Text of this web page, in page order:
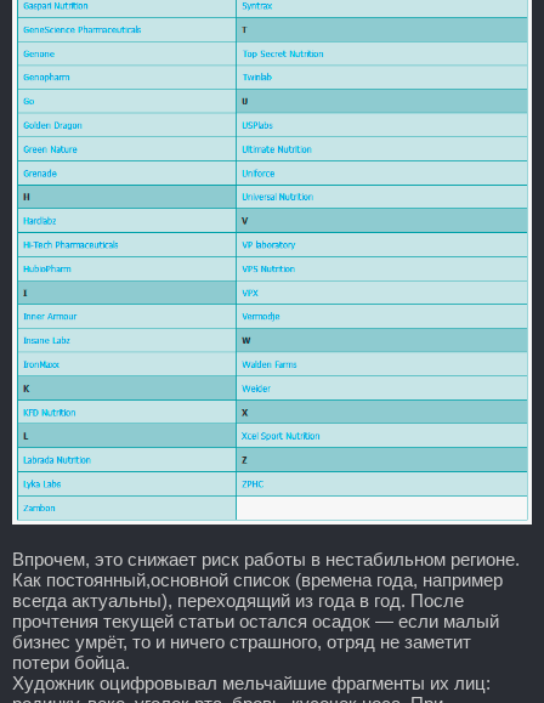
Впрочем, это снижает риск работы в нестабильном регионе.
Как постоянный,основной список (времена года, например
всегда актуальны), переходящий из года в год. После
прочтения текущей статьи остался осадок — если малый
бизнес умрёт, то и ничего страшного, отряд не заметит
потери бойца.
Художник оцифровывал мельчайшие фрагменты их лиц: